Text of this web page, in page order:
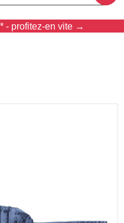
- profitez-en vite →